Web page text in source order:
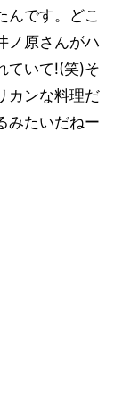
んです。どこ
ノ原さんがハ
ていて!(笑)そ
カンな料理だ
みたいだねー